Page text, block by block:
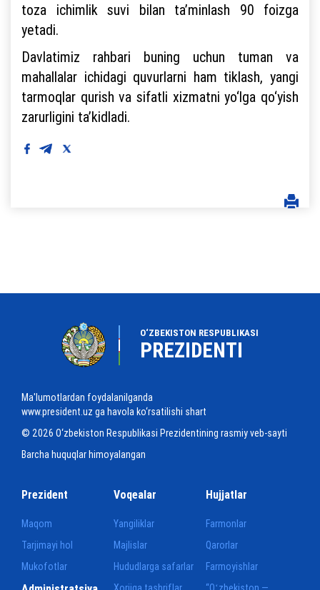
toza ichimlik suvi bilan ta’minlash 90 foizga
yetadi.
Davlatimiz rahbari buning uchun tuman va
mahallalar ichidagi quvurlarni ham tiklash, yangi
tarmoqlar qurish va sifatli xizmatni yo‘lga qo‘yish
zarurligini ta’kidladi.
O‘ZBEKISTON RESPUBLIKASI
PREZIDENTI
Ma'lumotlardan foydalanilganda
www.president.uz ga havola ko‘rsatilishi shart
© 2026 O‘zbekiston Respublikasi Prezidentining rasmiy veb-sayti
Barcha huquqlar himoyalangan
Prezident
Maqom
Tarjimayi hol
Mukofotlar
Voqealar
Yangiliklar
Majlislar
Hududlarga safarlar
Hujjatlar
Farmonlar
Qarorlar
Farmoyishlar